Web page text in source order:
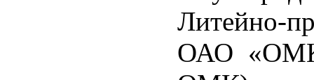
Литейно-
ОАО